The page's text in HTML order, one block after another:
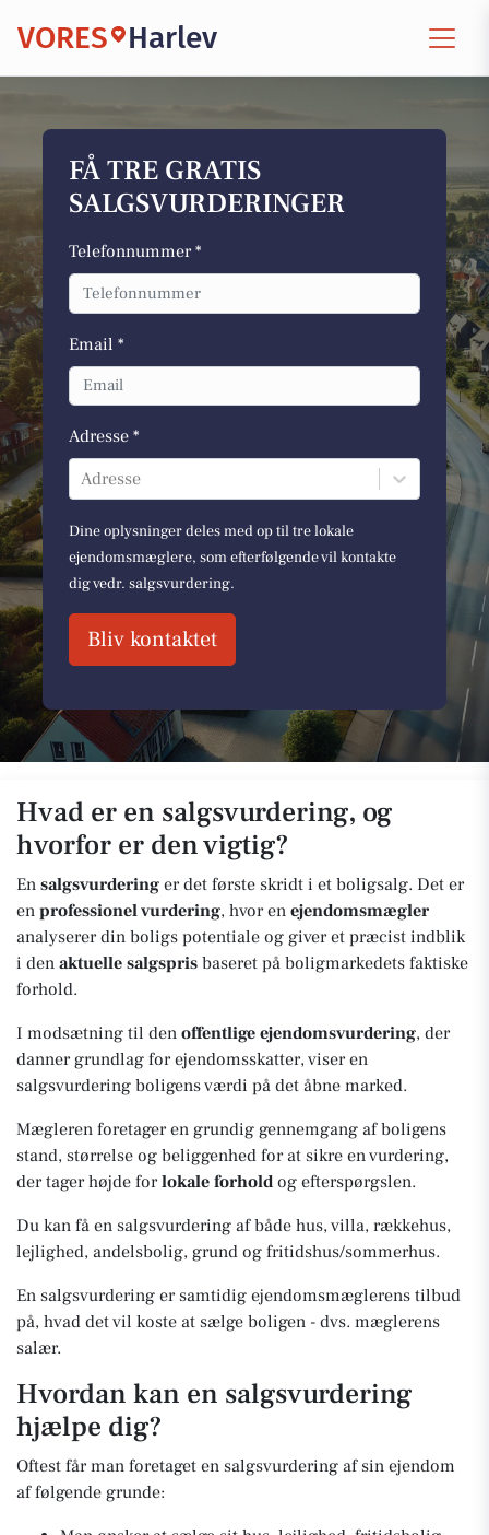
VORES Harlev
FÅ TRE GRATIS
SALGSVURDERINGER
Telefonnummer *
Email *
Adresse *
Adresse
Dine oplysninger deles med op til tre lokale
ejendomsmæglere, som efterfølgende vil kontakte
dig vedr. salgsvurdering.
Bliv kontaktet
Hvad er en salgsvurdering, og
hvorfor er den vigtig?
En salgsvurdering er det første skridt i et boligsalg. Det er
en professionel vurdering, hvor en ejendomsmægler
analyserer din boligs potentiale og giver et præcist indblik
i den aktuelle salgspris baseret på boligmarkedets faktiske
forhold.
I modsætning til den offentlige ejendomsvurdering, der
danner grundlag for ejendomsskatter, viser en
salgsvurdering boligens værdi på det åbne marked.
Mægleren foretager en grundig gennemgang af boligens
stand, størrelse og beliggenhed for at sikre en vurdering,
der tager højde forlokale forhold og efterspørgslen.
Du kan få en salgsvurdering af både hus, villa, rækkehus,
lejlighed, andelsbolig, grund og fritidshus/sommerhus.
En salgsvurdering er samtidig ejendomsmæglerens tilbud
på, hvad det vil koste at sælge boligen - dvs. mæglerens
salær.
Hvordan kan en salgsvurdering
hjælpe dig?
Oftest får man foretaget en salgsvurdering af sin ejendom
af følgende grunde: